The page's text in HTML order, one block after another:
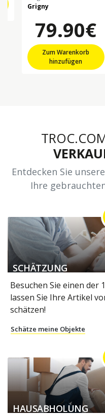
Grigny
79.90€
Zum Warenkorb
hinzufügen
Entdecken Sie
Ihre
SCHÄTZUNG
Besuchen Sie einen der
lassen Sie Ihre Artikel
schätzen!
Schätze meine Objekte
HAUSABHOLUNG